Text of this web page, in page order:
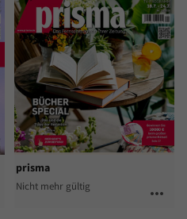
prisma
Nicht mehr gültig more_horiz